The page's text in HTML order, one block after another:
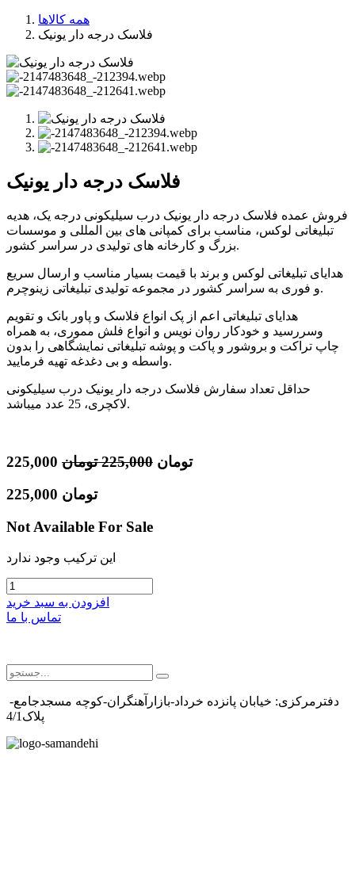
همه کالاها
فلاسک درجه دار یونیک
فلاسک درجه دار یونیک
فروش عمده فلاسک درجه دار یونیک درب سیلیکونی درجه یک، هدیه
تبلیغاتی لوکس، مناسب برای کمپانی های بین المللی و موسسات
بزرگ و کارخانه های تولیدی در سراسر کشور.
هدایای تبلیغاتی لوکس و برند با قیمت بسیار مناسب و ارسال سریع
و فوری به سراسر کشور در مجموعه تولیدی تبلیغاتی زینوچرم.
هدایای تبلیغاتی اعم از پک انواع فلاسک و پاور بانک و تقویم
وسررسید و خودکار روان نویس و انواع فلش مموری، به همراه
چاپ تراکت و بروشور و پاکت و پوشه تبلیغاتی نمایشگاهی را بدون
واسطه و بی دغدغه تهیه فرمایید.
حداقل تعداد سفارش فلاسک درجه دار یونیک درب سیلیکونی
لاکچری، 25 عدد میباشد.
225,000 تومان 225,000تومان
225,000 تومان
Not Available For Sale
این ترکیب وجود ندارد
افزودن به سبد خرید
تماس با ما
پلاک4/1